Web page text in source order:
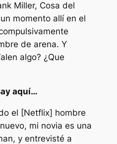
Miller, Cosa del
momento allí en el
de arena. Y
algo? ¿Que
aquí…
el [Netflix] hombre
mi novia es una
y entrevisté a